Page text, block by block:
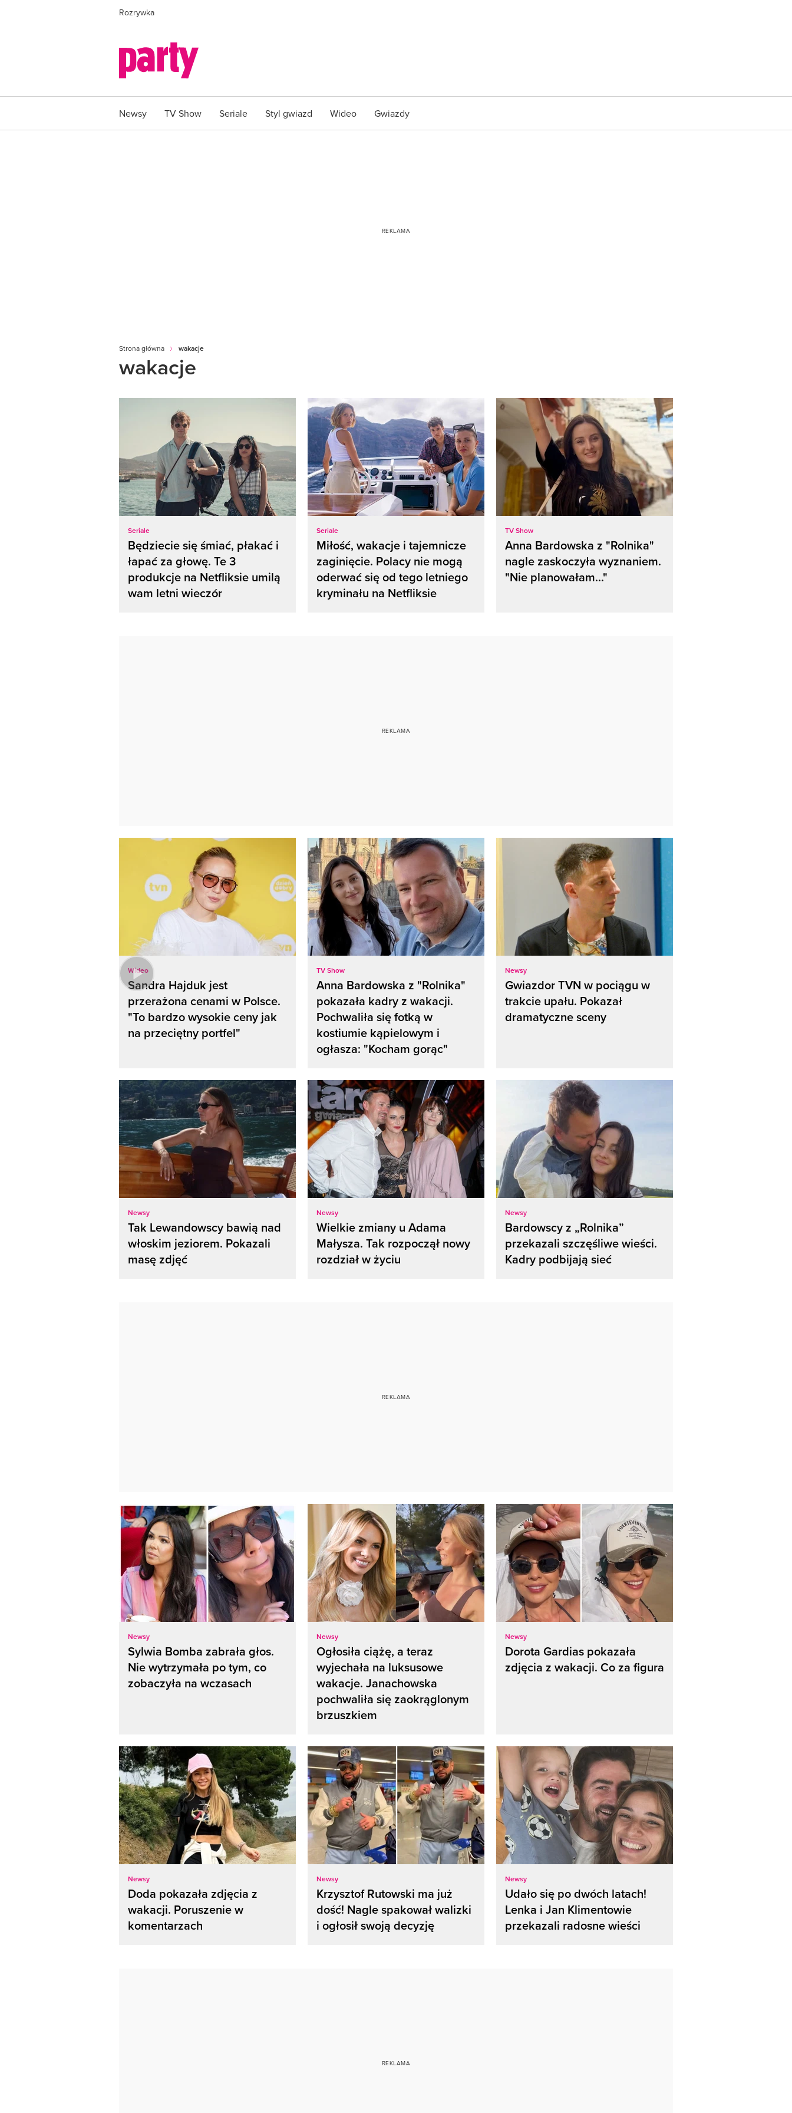
Rozrywka
Newsy TV Show Seriale Styl gwiazd Wideo Gwiazdy
Strona główna wakacje
wakacje
Seriale
Będziecie się śmiać, płakać i
łapać za głowę. Te 3
produkcje na Netfliksie umilą
wam letni wieczór
Seriale
Miłość, wakacje i tajemnicze
zaginięcie. Polacy nie mogą
oderwać się od tego letniego
kryminału na Netfliksie
TV Show
Anna Bardowska z "Rolnika"
nagle zaskoczyła wyznaniem.
"Nie planowałam..."
Wideo
Sandra Hajduk jest
przerażona cenami w Polsce.
"To bardzo wysokie ceny jak
na przeciętny portfel"
TV Show
Anna Bardowska z "Rolnika"
pokazała kadry z wakacji.
Pochwaliła się fotką w
kostiumie kąpielowym i
ogłasza: "Kocham gorąc"
Newsy
Gwiazdor TVN w pociągu w
trakcie upału. Pokazał
dramatyczne sceny
Newsy
Tak Lewandowscy bawią nad
włoskim jeziorem. Pokazali
masę zdjęć
Newsy
Wielkie zmiany u Adama
Małysza. Tak rozpoczął nowy
rozdział w życiu
Newsy
Bardowscy z „Rolnika”
przekazali szczęśliwe wieści.
Kadry podbijają sieć
Newsy
Sylwia Bomba zabrała głos.
Nie wytrzymała po tym, co
zobaczyła na wczasach
Newsy
Ogłosiła ciążę, a teraz
wyjechała na luksusowe
wakacje. Janachowska
pochwaliła się zaokrąglonym
brzuszkiem
Newsy
Dorota Gardias pokazała
zdjęcia z wakacji. Co za figura
Newsy
Doda pokazała zdjęcia z
wakacji. Poruszenie w
komentarzach
Newsy
Krzysztof Rutowski ma już
dość! Nagle spakował walizki
i ogłosił swoją decyzję
Newsy
Udało się po dwóch latach!
Lenka i Jan Klimentowie
przekazali radosne wieści